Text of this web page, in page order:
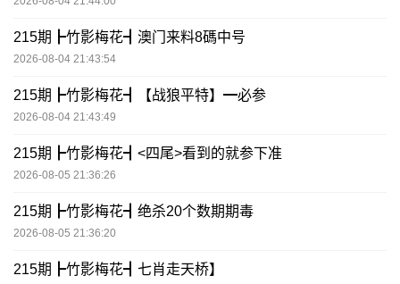
215期┣竹影梅花┫澳门来料8碼中号
2026-08-04 21:43:54
215期┣竹影梅花┫【战狼平特】━必参
2026-08-04 21:43:49
215期┣竹影梅花┫<四尾>看到的就参下准
2026-08-05 21:36:26
215期┣竹影梅花┫绝杀20个数期期毒
2026-08-05 21:36:20
215期┣竹影梅花┫七肖走天桥】